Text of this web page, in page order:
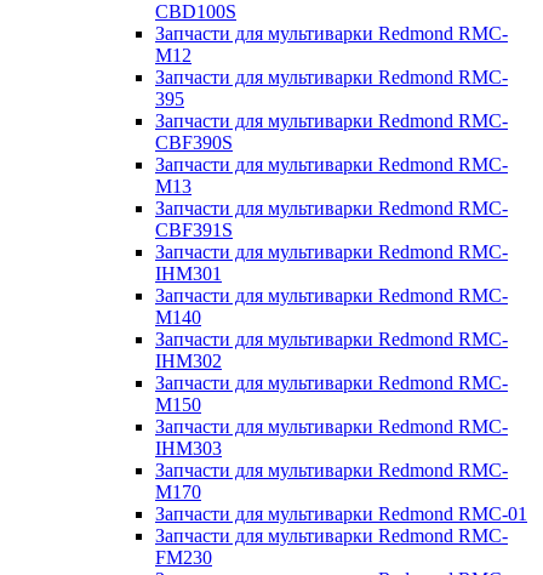
CBD100S
Запчасти для мультиварки Redmond RMC-
M12
Запчасти для мультиварки Redmond RMC-
395
Запчасти для мультиварки Redmond RMC-
CBF390S
Запчасти для мультиварки Redmond RMC-
M13
Запчасти для мультиварки Redmond RMC-
CBF391S
Запчасти для мультиварки Redmond RMC-
IHM301
Запчасти для мультиварки Redmond RMC-
M140
Запчасти для мультиварки Redmond RMC-
IHM302
Запчасти для мультиварки Redmond RMC-
M150
Запчасти для мультиварки Redmond RMC-
IHM303
Запчасти для мультиварки Redmond RMC-
M170
Запчасти для мультиварки Redmond RMC-01
Запчасти для мультиварки Redmond RMC-
FM230